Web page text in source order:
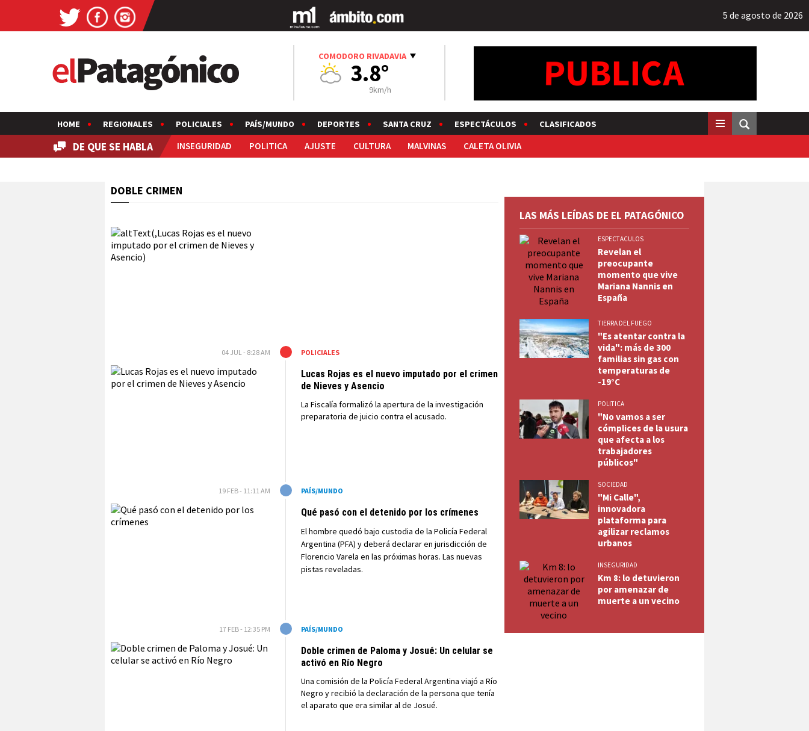
5 de agosto de 2026
COMODORO RIVADAVIA
3.8°
9km/h
HOME REGIONALES POLICIALES PAÍS/MUNDO DEPORTES SANTA CRUZ ESPECTÁCULOS CLASIFICADOS
DE QUE SE HABLA INSEGURIDAD POLITICA AJUSTE CULTURA MALVINAS CALETA OLIVIA
DOBLE CRIMEN
04 JUL - 8:28 AM POLICIALES
Lucas Rojas es el nuevo imputado por el crimen
de Nieves y Asencio
La Fiscalía formalizó la apertura de la investigación
preparatoria de juicio contra el acusado.
19 FEB - 11:11 AM PAÍS/MUNDO
Qué pasó con el detenido por los crímenes
El hombre quedó bajo custodia de la Policía Federal
Argentina (PFA) y deberá declarar en jurisdicción de
Florencio Varela en las próximas horas. Las nuevas
pistas reveladas.
17 FEB - 12:35 PM PAÍS/MUNDO
Doble crimen de Paloma y Josué: Un celular se
activó en Río Negro
Una comisión de la Policía Federal Argentina viajó a Río
Negro y recibió la declaración de la persona que tenía
el aparato que era similar al de Josué.
LAS MÁS LEÍDAS DE EL PATAGÓNICO
ESPECTACULOS
Revelan el
preocupante
momento que vive
Mariana Nannis en
España
TIERRA DEL FUEGO
"Es atentar contra la
vida": más de 300
familias sin gas con
temperaturas de
-19°C
POLITICA
"No vamos a ser
cómplices de la usura
que afecta a los
trabajadores
públicos"
SOCIEDAD
"Mi Calle",
innovadora
plataforma para
agilizar reclamos
urbanos
INSEGURIDAD
Km 8: lo detuvieron
por amenazar de
muerte a un vecino